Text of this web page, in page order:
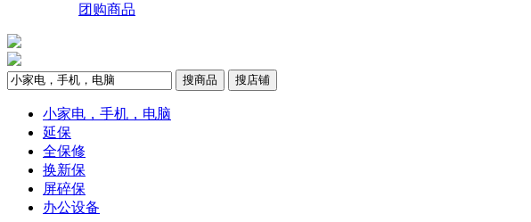
团购商品
搜商品 搜店铺
小家电，手机，电脑
延保
全保修
换新保
屏碎保
办公设备